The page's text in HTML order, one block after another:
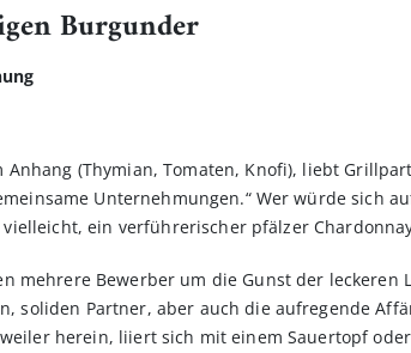
Burgunder
(Thymian, Tomaten, Knofi), liebt
Unternehmungen.“ Wer würde sich
ein verführerischer pfälzer
mehrere Bewerber um die Gunst der leckeren
soliden Partner, aber auch die aufregende
herein, liiert sich mit einem Sauertopf